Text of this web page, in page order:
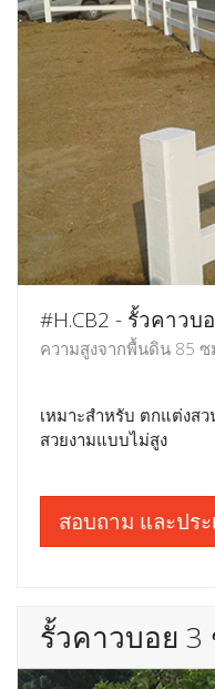
#H.CB2 - รั้วคาวบ
ความสูงจากพื้นดิน 85 ซ
เหมาะสำหรับ ตกแต่งส
สวยงามแบบไม่สูง
สอบถาม และปร
รั้วคาวบอย 3